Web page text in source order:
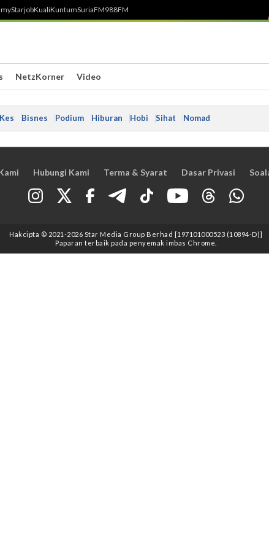
myStarjobKualiKuntumSuriaFM988FM
NetzKorner Video
Kes Bisnes Podium Hiburan Hobi Sihat Nomad
Hubungi Kami Terma & Syarat Dasar Privasi
Hakcipta © 2021 -2026 Star Media Group Berhad [197101000523 (10894-D)]
Paparan terbaik pada penyemak imbas Chrome.